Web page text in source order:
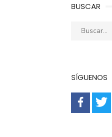
BUSCAR
Buscar:
SÍGUENOS